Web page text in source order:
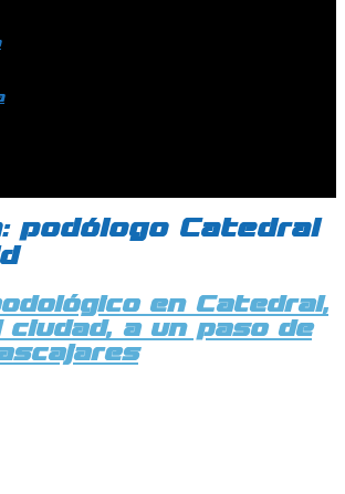
podólogo Catedral
en Catedral,
ciudad, a un paso de